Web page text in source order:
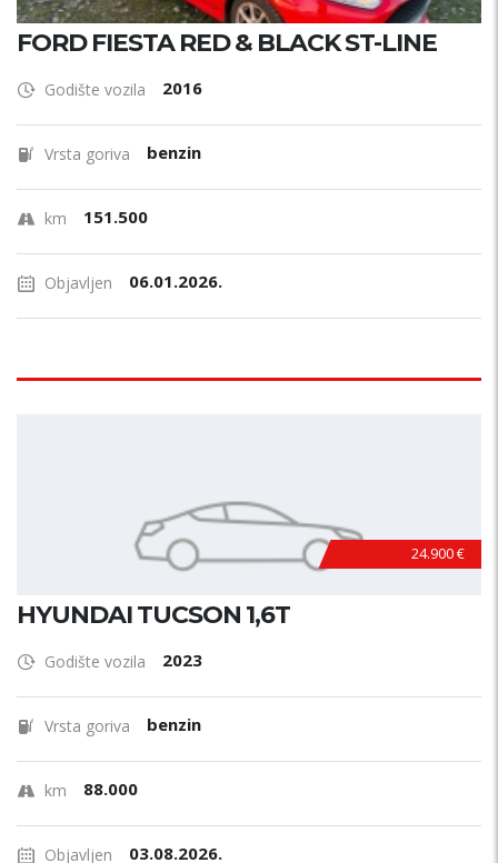
FORD FIESTA RED & BLACK ST-LINE
Godište vozila 2016
Vrsta goriva benzin
km 151.500
Objavljen 06.01.2026.
24.900 €
HYUNDAI TUCSON 1,6T
Godište vozila 2023
Vrsta goriva benzin
km 88.000
Objavljen 03.08.2026.